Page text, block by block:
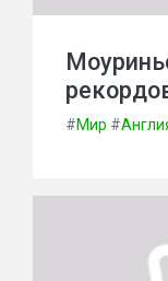
#Мир #